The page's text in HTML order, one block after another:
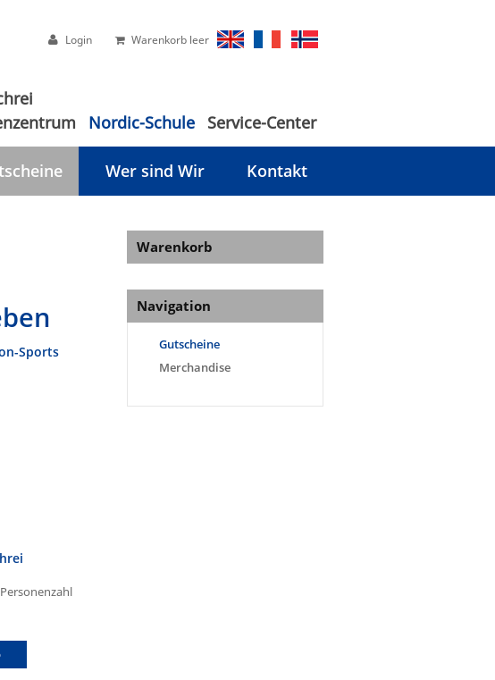
Login Warenkorb leer
Nordic-Schule Service-Center
Wer sind Wir Kontakt
Sports
Warenkorb
Navigation
Gutscheine
Merchandise